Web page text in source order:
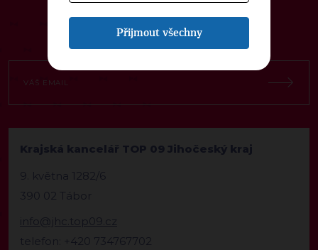
Krajská kancelář TOP 09 Jihočeský kraj
9. května 1282/6
390 02 Tábor
info@jhc.top09.cz
telefon: +420 734767702
Přijmout všechny